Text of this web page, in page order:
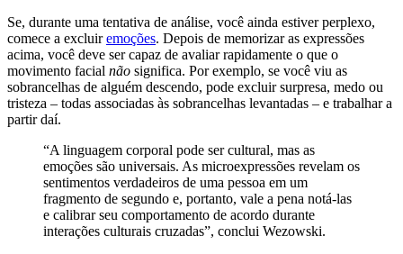
Se, durante uma tentativa de análise, você ainda estiver perplexo,
comece a excluiremoções. Depois de memorizar as expressões
acima, você deve ser capaz de avaliar rapidamente o que o
movimento facial não significa. Por exemplo, se você viu as
sobrancelhas de alguém descendo, pode excluir surpresa, medo ou
tristeza – todas associadas às sobrancelhas levantadas – e trabalhar a
partir daí.
“A linguagem corporal pode ser cultural, mas as
emoções são universais. As microexpressões revelam os
sentimentos verdadeiros de uma pessoa em um
fragmento de segundo e, portanto, vale a pena notá-las
e calibrar seu comportamento de acordo durante
interações culturais cruzadas”, conclui Wezowski.